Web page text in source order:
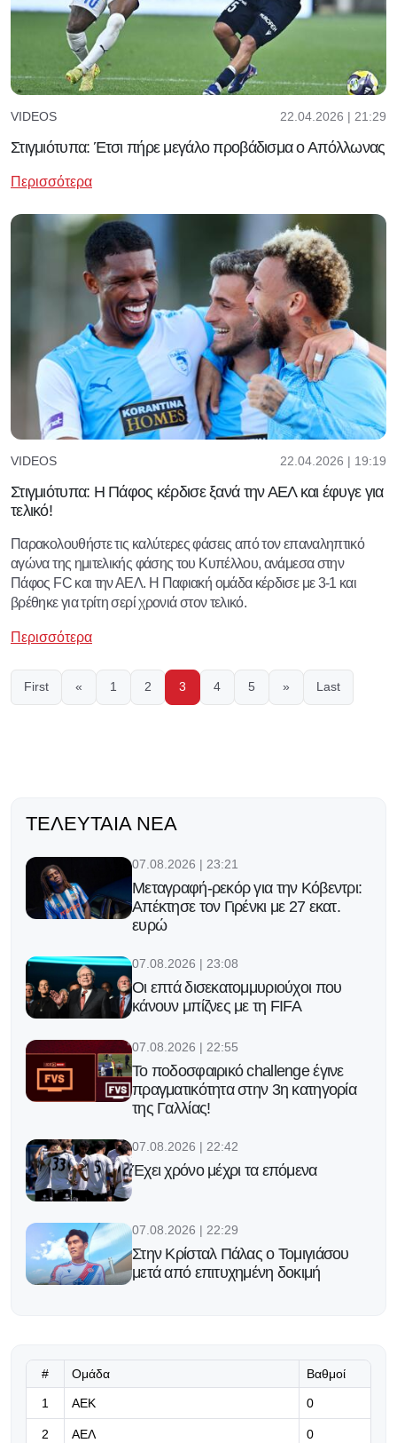
VIDEOS 22.04.2026 | 21:29
Στιγμιότυπα: Έτσι πήρε μεγάλο προβάδισμα ο Απόλλωνας
Περισσότερα
VIDEOS 22.04.2026 | 19:19
Στιγμιότυπα: Η Πάφος κέρδισε ξανά την ΑΕΛ και έφυγε για
τελικό!
Παρακολουθήστε τις καλύτερες φάσεις από τον επαναληπτικό
αγώνα της ημιτελικής φάσης του Κυπέλλου, ανάμεσα στην
Πάφος FC και την ΑΕΛ. Η Παφιακή ομάδα κέρδισε με 3-1 και
βρέθηκε για τρίτη σερί χρονιά στον τελικό.
Περισσότερα
First « 1 2 3 4 5 » Last
ΤΕΛΕΥΤΑΊΑ ΝΈΑ
07.08.2026 | 23:21
Μεταγραφή-ρεκόρ για την Κόβεντρι:
Απέκτησε τον Γιρένκι με 27 εκατ.
ευρώ
07.08.2026 | 23:08
Οι επτά δισεκατομμυριούχοι που
κάνουν μπίζνες με τη FIFA
07.08.2026 | 22:55
Το ποδοσφαιρικό challenge έγινε
πραγματικότητα στην 3η κατηγορία
της Γαλλίας!
07.08.2026 | 22:42
Έχει χρόνο μέχρι τα επόμενα
07.08.2026 | 22:29
Στην Κρίσταλ Πάλας ο Τομιγιάσου
μετά από επιτυχημένη δοκιμή
Η Γαλατασαράι πάει για το
μεταγραφικό «μπαμ» με Μαρτινέλι
# Ομάδα Βαθμοί
1 ΑΕΚ 0
2 ΑΕΛ 0